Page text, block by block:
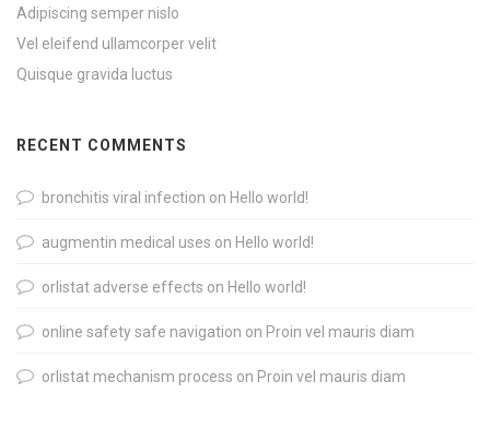
Adipiscing semper nislo
Vel eleifend ullamcorper velit
Quisque gravida luctus
RECENT COMMENTS
bronchitis viral infection on Hello world!
augmentin medical uses on Hello world!
orlistat adverse effects on Hello world!
online safety safe navigation on Proin vel mauris diam
orlistat mechanism process on Proin vel mauris diam